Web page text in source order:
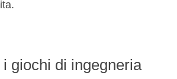
giochi di ingegneria